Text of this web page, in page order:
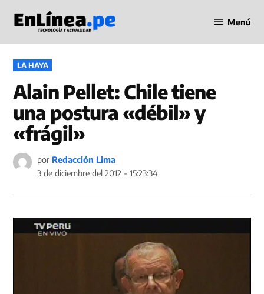
contenido
en Línea
Menú
PUBLICADO
EN
LA HAYA
Alain Pellet: Chile tiene
una postura «débil» y
«frágil»
por Redacción Lima
3 de diciembre del 2012 - 15:23:34